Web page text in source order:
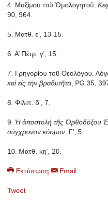
4. Μαξίμου τοῦ Ὁμολογητοῦ,
90, 964.
5. Ματθ. ε’, 13-15.
6. Α’ Πέτρ. γ’, 15.
7. Γρηγορίου τοῦ Θεολόγου,
καὶ εἰς τὴν βραδυτῆτα , PG 35,
8. Φιλιπ. δ’, 7.
9. Ἡ ἀποστολή τῆς Ὀρθοδόξου
σύγχρονον κόσμον , Γ’, 5.
10. Ματθ. κη’, 20.
Εκτύπωση Email
Tweet